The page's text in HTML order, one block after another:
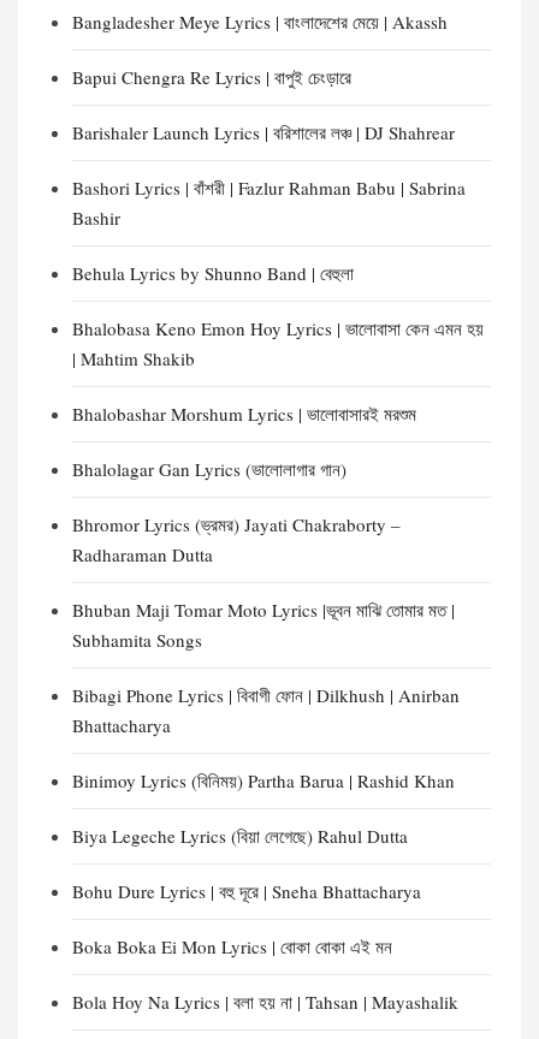
Bangladesher Meye Lyrics | বাংলাদেশের মেয়ে | Akassh
Bapui Chengra Re Lyrics | বাপুই চেংড়ারে
Barishaler Launch Lyrics | বরিশালের লঞ্চ | DJ Shahrear
Bashori Lyrics | বাঁশরী | Fazlur Rahman Babu | Sabrina
Bashir
Behula Lyrics by Shunno Band | বেহুলা
Bhalobasa Keno Emon Hoy Lyrics | ভালোবাসা কেন এমন হয়
| Mahtim Shakib
Bhalobashar Morshum Lyrics | ভালোবাসারই মরশুম
Bhalolagar Gan Lyrics (ভালোলাগার গান)
Bhromor Lyrics (ভ্রমর) Jayati Chakraborty –
Radharaman Dutta
Bhuban Maji Tomar Moto Lyrics |ভূবন মাঝি তোমার মত |
Subhamita Songs
Bibagi Phone Lyrics | বিবাগী ফোন | Dilkhush | Anirban
Bhattacharya
Binimoy Lyrics (বিনিময়) Partha Barua | Rashid Khan
Biya Legeche Lyrics (বিয়া লেগেছে) Rahul Dutta
Bohu Dure Lyrics | বহু দূরে | Sneha Bhattacharya
Boka Boka Ei Mon Lyrics | বোকা বোকা এই মন
Bola Hoy Na Lyrics | বলা হয় না | Tahsan | Mayashalik